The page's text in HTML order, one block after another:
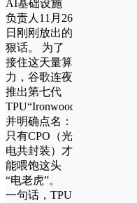
AI基础设施
负责人11月26
日刚刚放出的
狠话。 为了
接住这天量算
力，谷歌连夜
推出第七代
TPU“Ironwood”，
并明确点名：
只有CPO（光
电共封装）才
能喂饱这头
“电老虎”。
一句话，TPU